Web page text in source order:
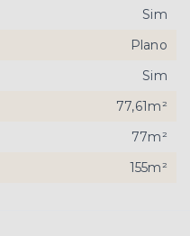
Sim
Plano
Sim
77,61m²
77m²
155m²